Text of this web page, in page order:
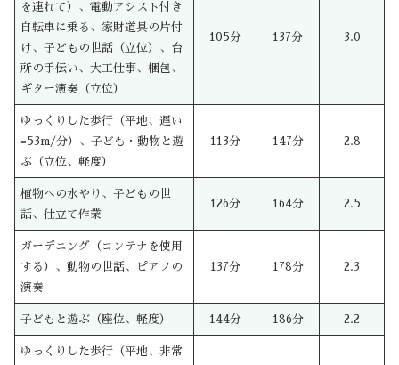
を連れて）、電動アシスト付き
自転車に乗る、家財道具の片付
け、子どもの世話（立位）、台
所の手伝い、大工仕事、梱包、
ギター演奏（立位）
105分 137分 3.0
ゆっくりした歩行（平地、遅い
=53m/分）、子ども・動物と遊
ぶ（立位、軽度）
113分 147分 2.8
植物への水やり、子どもの世
話、仕立て作業
126分 164分 2.5
ガーデニング（コンテナを使用
する）、動物の世話、ピアノの
演奏
137分 178分 2.3
子どもと遊ぶ（座位、軽度） 144分 186分 2.2
ゆっくりした歩行（平地、非常